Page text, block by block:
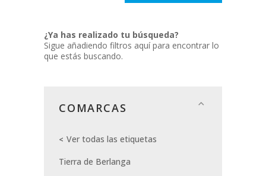
¿Ya has realizado tu búsqueda?
Sigue añadiendo filtros aquí para encontrar lo
que estás buscando.
COMARCAS
Ver todas las etiquetas
Tierra de Berlanga